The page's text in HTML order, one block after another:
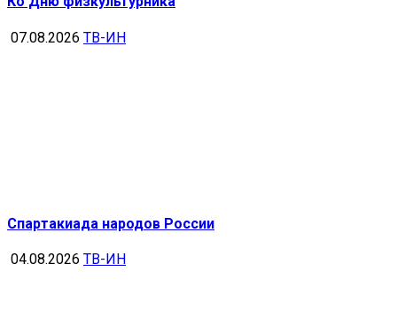
07.08.2026 ТВ-ИН
Спартакиада народов России
04.08.2026 ТВ-ИН